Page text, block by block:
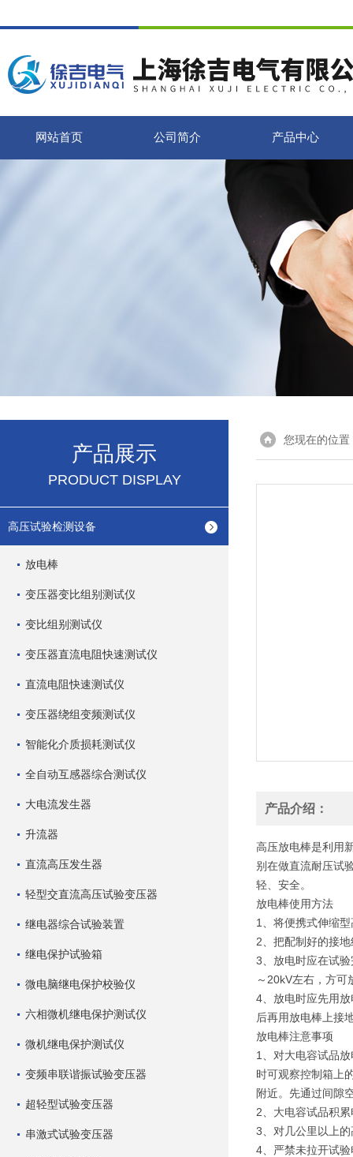
网站首页 公司简介 产品中心
产品展示
PRODUCT DISPLAY
高压试验检测设备
放电棒
变压器变比组别测试仪
变比组别测试仪
变压器直流电阻快速测试仪
直流电阻快速测试仪
变压器绕组变频测试仪
智能化介质损耗测试仪
全自动互感器综合测试仪
大电流发生器
升流器
直流高压发生器
轻型交直流高压试验变压器
继电器综合试验装置
继电保护试验箱
微电脑继电保护校验仪
六相微机继电保护测试仪
微机继电保护测试仪
变频串联谐振试验变压器
超轻型试验变压器
串激式试验变压器
您现在的位置
产品介绍：
高压放电棒是利用
别在做直流耐压试
轻、安全。
放电棒使用方法
1、将便携式伸缩
2、把配制好的接
3、放电时应在试
～20kV左右，
4、放电时应先用
后再用放电棒上接
放电棒注意事项
1、对大电容试品
时可观察控制箱上
附近。先通过间
2、大电容试品积
3、对几公里以上
4、严禁未拉开试